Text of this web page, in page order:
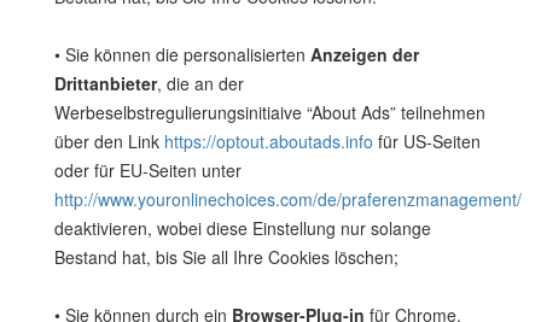
• Sie können die personalisierten Anzeigen der
Drittanbieter, die an der
Werbeselbstregulierungsinitiaive “About Ads” teilnehmen
über den Link https://optout.aboutads.info für US-Seiten
oder für EU-Seiten unter
http://www.youronlinechoices.com/de/praferenzmanagement/
deaktivieren, wobei diese Einstellung nur solange
Bestand hat, bis Sie all Ihre Cookies löschen;
• Sie können durch ein Browser-Plug-in für Chrome,